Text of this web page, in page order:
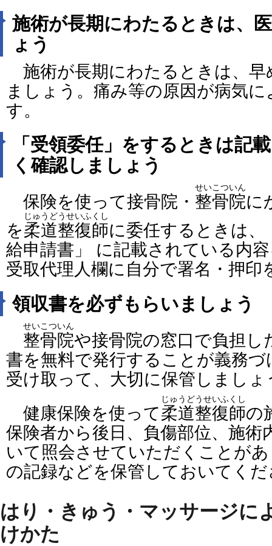
施術が長期にわたるときは、
ょう
施術が長期にわたるときは、早
ましょう。痛み等の原因が病気
す。
「受領委任」をするときは記
く確認しましょう
保険を使って接骨院・ 整骨院
せいこついん
に
を柔道整復師
じゅうどうせいふくし
に委任するときは、
給申請書」 に記載されている内
受取代理人欄に自分で署名・押印
領収書を必ずもらいましょう
整骨院
せいこついん
や接骨院の窓口で負担し
書を無料で発行することが義務
受け取って、大切に保管しましょ
健康保険を使って柔道整復師
じゅうどうせいふくし
の
保険者から後日、負傷部位、施術
いて照会させていただくことが
の記録などを保管しておいてく
はり・きゅう・マッサージに
けかた